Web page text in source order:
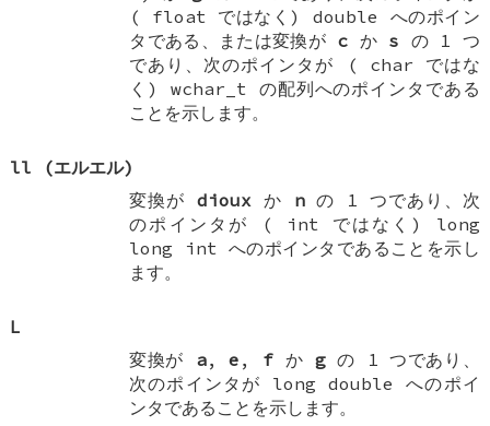
( float ではなく) double へのポイン
タである、または変換が c か s の 1 つ
であり、次のポインタが ( char ではな
く) wchar_t の配列へのポインタである
ことを示します。
ll (エルエル)
変換が diouxか nの 1 つであり、次
のポインタが (
int ではなく) long
long int へのポインタであることを示し
ます。
L
変換が a,e , fか gの 1 つであり、
次のポインタが long double
へのポイ
ンタであることを示します。